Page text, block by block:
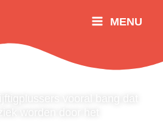
MENU
vooral bang dat